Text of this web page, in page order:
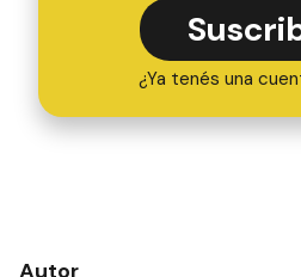
¿Ya tenés una
Autor